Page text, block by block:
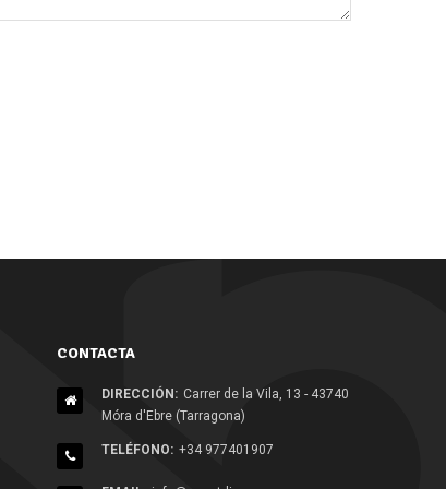
CONTACTA
DIRECCIÓN: Carrer de la Vila, 13 - 43740
Móra d'Ebre (Tarragona)
TELÉFONO: +34 977401907